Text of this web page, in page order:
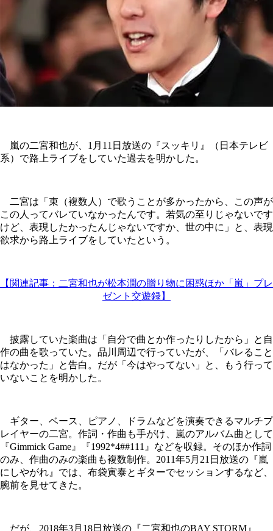
嵐の二宮和也が、1月11日放送の『スッキリ』（日本テレビ
系）で路上ライブをしていた過去を明かした。
二宮は「束（複数人）で歌うことが多かったから、この声が
この人ってバレていなかったんです。若気の至りじゃないです
けど、表現したかったんじゃないですか、世の中に」と、表現
欲求から路上ライブをしていたという。
【関連記事：二宮和也が松本潤の贈り物に困惑ほか「嵐」プレ
ゼント交遊録】
披露していた楽曲は「自分で曲とか作ったりしたから」と自
作の曲を歌っていた。品川周辺で行っていたが、「バレること
はなかった」と告白。だが「今はやってない」と、もう行って
いないことを明かした。
ギター、ベース、ピアノ、ドラムなどを演奏できるマルチプ
レイヤーの二宮。作詞・作曲も手がけ、嵐のアルバム曲として
『Gimmick Game』『1992*4##111』などを収録。そのほか作詞
のみ、作曲のみの楽曲も複数制作。2011年5月21日放送の『嵐
にしやがれ』では、布袋寅泰とギターでセッションするなど、
腕前を見せてきた。
だが、2018年3月18日放送の『二宮和也のBAY STORM』